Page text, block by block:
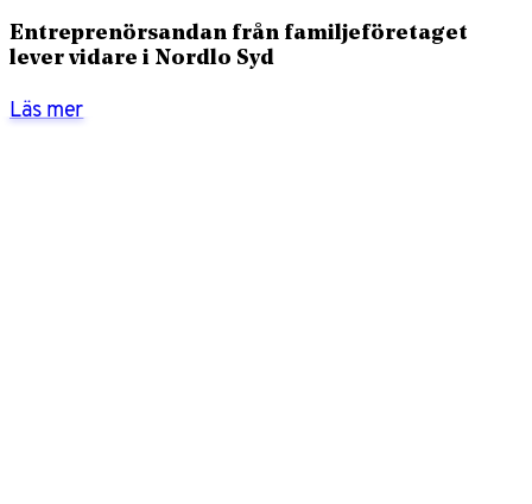
Entreprenörsandan från familjeföretaget
lever vidare i Nordlo Syd
Läs mer